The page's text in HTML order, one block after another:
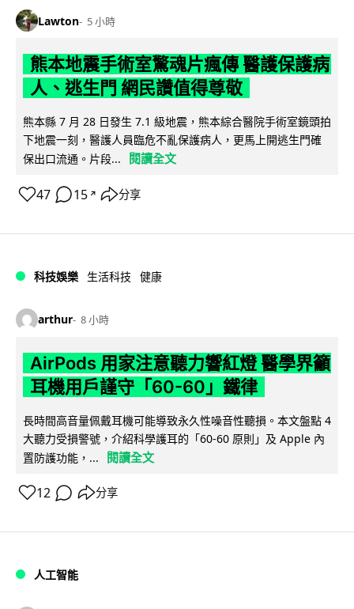
Lawton 5 小時
熊本地震手術室驚魂片瘋傳 醫護保護病
人、逃生門 網民讚值得尊敬
熊本縣 7 月 28 日發生 7.1 級地震，熊本綜合醫院手術室鏡頭拍
下地震一刻，醫護人員臨危不亂保護病人，更馬上開逃生門確
保出口流通。片段...
閱讀全文
47 15 ↗ 分享
科技娛樂 生活科技 健康
arthur 8 小時
AirPods 用家注意聽力響紅燈 醫學界籲
耳機用戶謹守「60-60」鐵律
長時間高音量佩戴耳機可能導致永久性噪音性聽損。本文盤點 4
大聽力受損警號，介紹科學護耳的「60-60 原則」及 Apple 內
置防護功能，...
閱讀全文
12 分享
人工智能